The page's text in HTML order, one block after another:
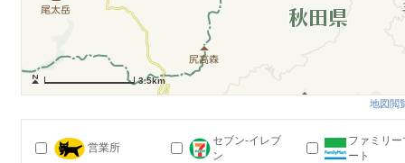
3.5km
地図閲
営業所
セブン-イレブ
ン
ファミリー
ート